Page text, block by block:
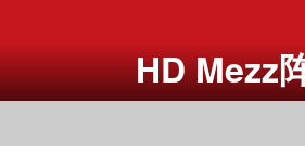
HD Mezz